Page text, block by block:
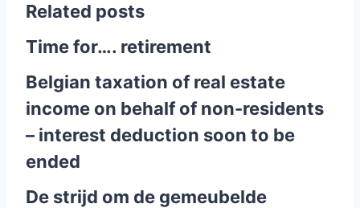
Related posts
Time for…. retirement
Belgian taxation of real estate
income on behalf of non-residents
– interest deduction soon to be
ended
De strijd om de gemeubelde